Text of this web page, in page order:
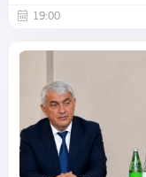
19:00